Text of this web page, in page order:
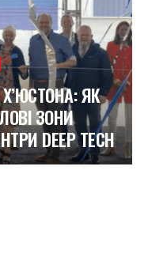
ЯК
ЗОНИ
DEEP TECH